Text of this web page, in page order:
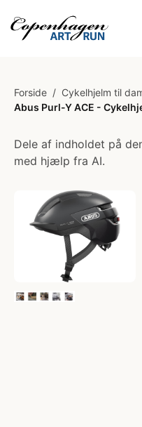
Forside / Cykelhjelm til
Abus Purl-Y ACE -
Dele af indholdet på
med hjælp fra AI.